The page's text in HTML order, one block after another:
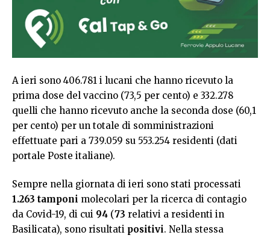
A ieri sono 406.781 i lucani che hanno ricevuto la
prima dose del vaccino (73,5 per cento) e 332.278
quelli che hanno ricevuto anche la seconda dose (60,1
per cento) per un totale di somministrazioni
effettuate pari a 739.059 su 553.254 residenti (dati
portale Poste italiane).
Sempre nella giornata di ieri sono stati processati
1.263 tamponi molecolari per la ricerca di contagio
da Covid-19, di cui 94 (73 relativi a residenti in
Basilicata), sono risultati positivi. Nella stessa